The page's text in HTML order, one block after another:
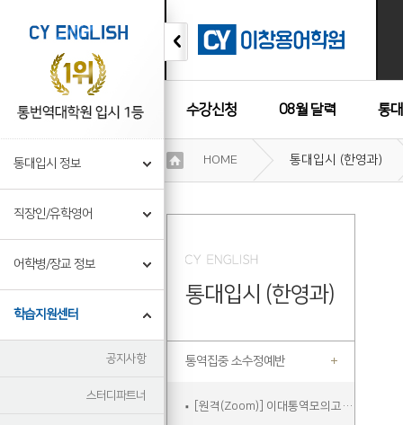
수강신청 08월 달력 통
수강후기
통대입시 정보
직장인/유학영어
어학병/장교 정보
학습지원센터
공지사항
스터디파트너
기
정
HOME 통대입시 (한영과)
통대입시 (한영과)
통역집중 소수정예반
[원격(Zoom)] 이대통역모의고사A